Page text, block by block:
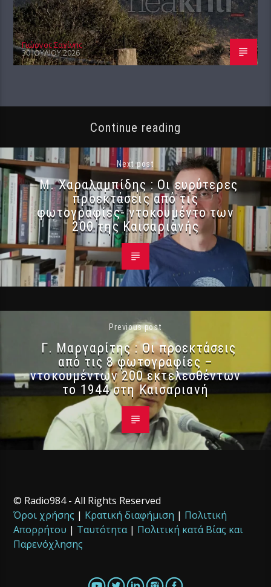
Γιώργος Σαχίνης
30 ΙΟΥΛΊΟΥ 2026
Continue reading
Next post
Μ. Χαραλαμπίδης : Οι ευρύτερες
προεκτάσεις από τις
φωτογραφίες- ντοκουμέντο των
200 της Καισαριανής
Previous post
Γ. Μαργαρίτης : Οι προεκτάσεις
από τις 8 φωτογραφίες –
ντοκουμέντων 200 εκτελεσθέντων
το 1944 στη Καισαριανή
© Radio984 - All Rights Reserved
Όροι χρήσης | Κρατική διαφήμιση | Πολιτική
Απορρήτου | Ταυτότητα| Πολιτική κατά Βίας και
Παρενόχλησης